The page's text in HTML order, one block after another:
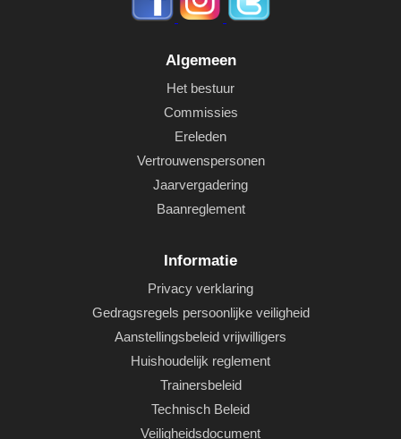
Algemeen
Het bestuur
Commissies
Ereleden
Vertrouwenspersonen
Jaarvergadering
Baanreglement
Informatie
Privacy verklaring
Gedragsregels persoonlijke veiligheid
Aanstellingsbeleid vrijwilligers
Huishoudelijk reglement
Trainersbeleid
Technisch Beleid
Veiligheidsdocument